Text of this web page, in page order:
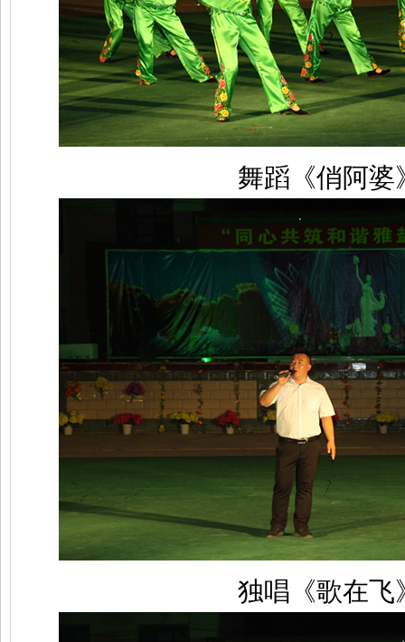
舞蹈《俏阿婆
独唱《歌在飞